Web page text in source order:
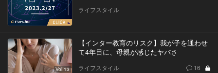
ライフスタイル
Vol.13
【インター教育のリスク】我が子を通わせ
て4年目に、母親が感じたヤバさ
ライフスタイル 16